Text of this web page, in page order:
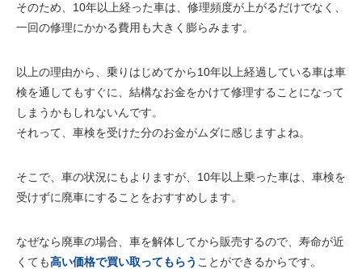
そのため、10年以上経った車は、修理頻度が上がるだけでなく、
一回の修理にかかる費用 も大きく膨らみます。
以上の理由から、乗りはじめてから10年以上経過している車は車
検を通してもすぐに、結構なお金をかけて修理することになって
しまうかもしれないんです。
それって、車検を受けた分のお金がムダに感じますよね。
そこで、車の状況にもよりますが、 10年以上乗った車は、車検を
受けずに廃車にすることをおすすめします。
なぜなら廃車の場合、 車を解体してから販売するので、寿命が近
くても高い価格で買い取ってもらう ことができるからです。